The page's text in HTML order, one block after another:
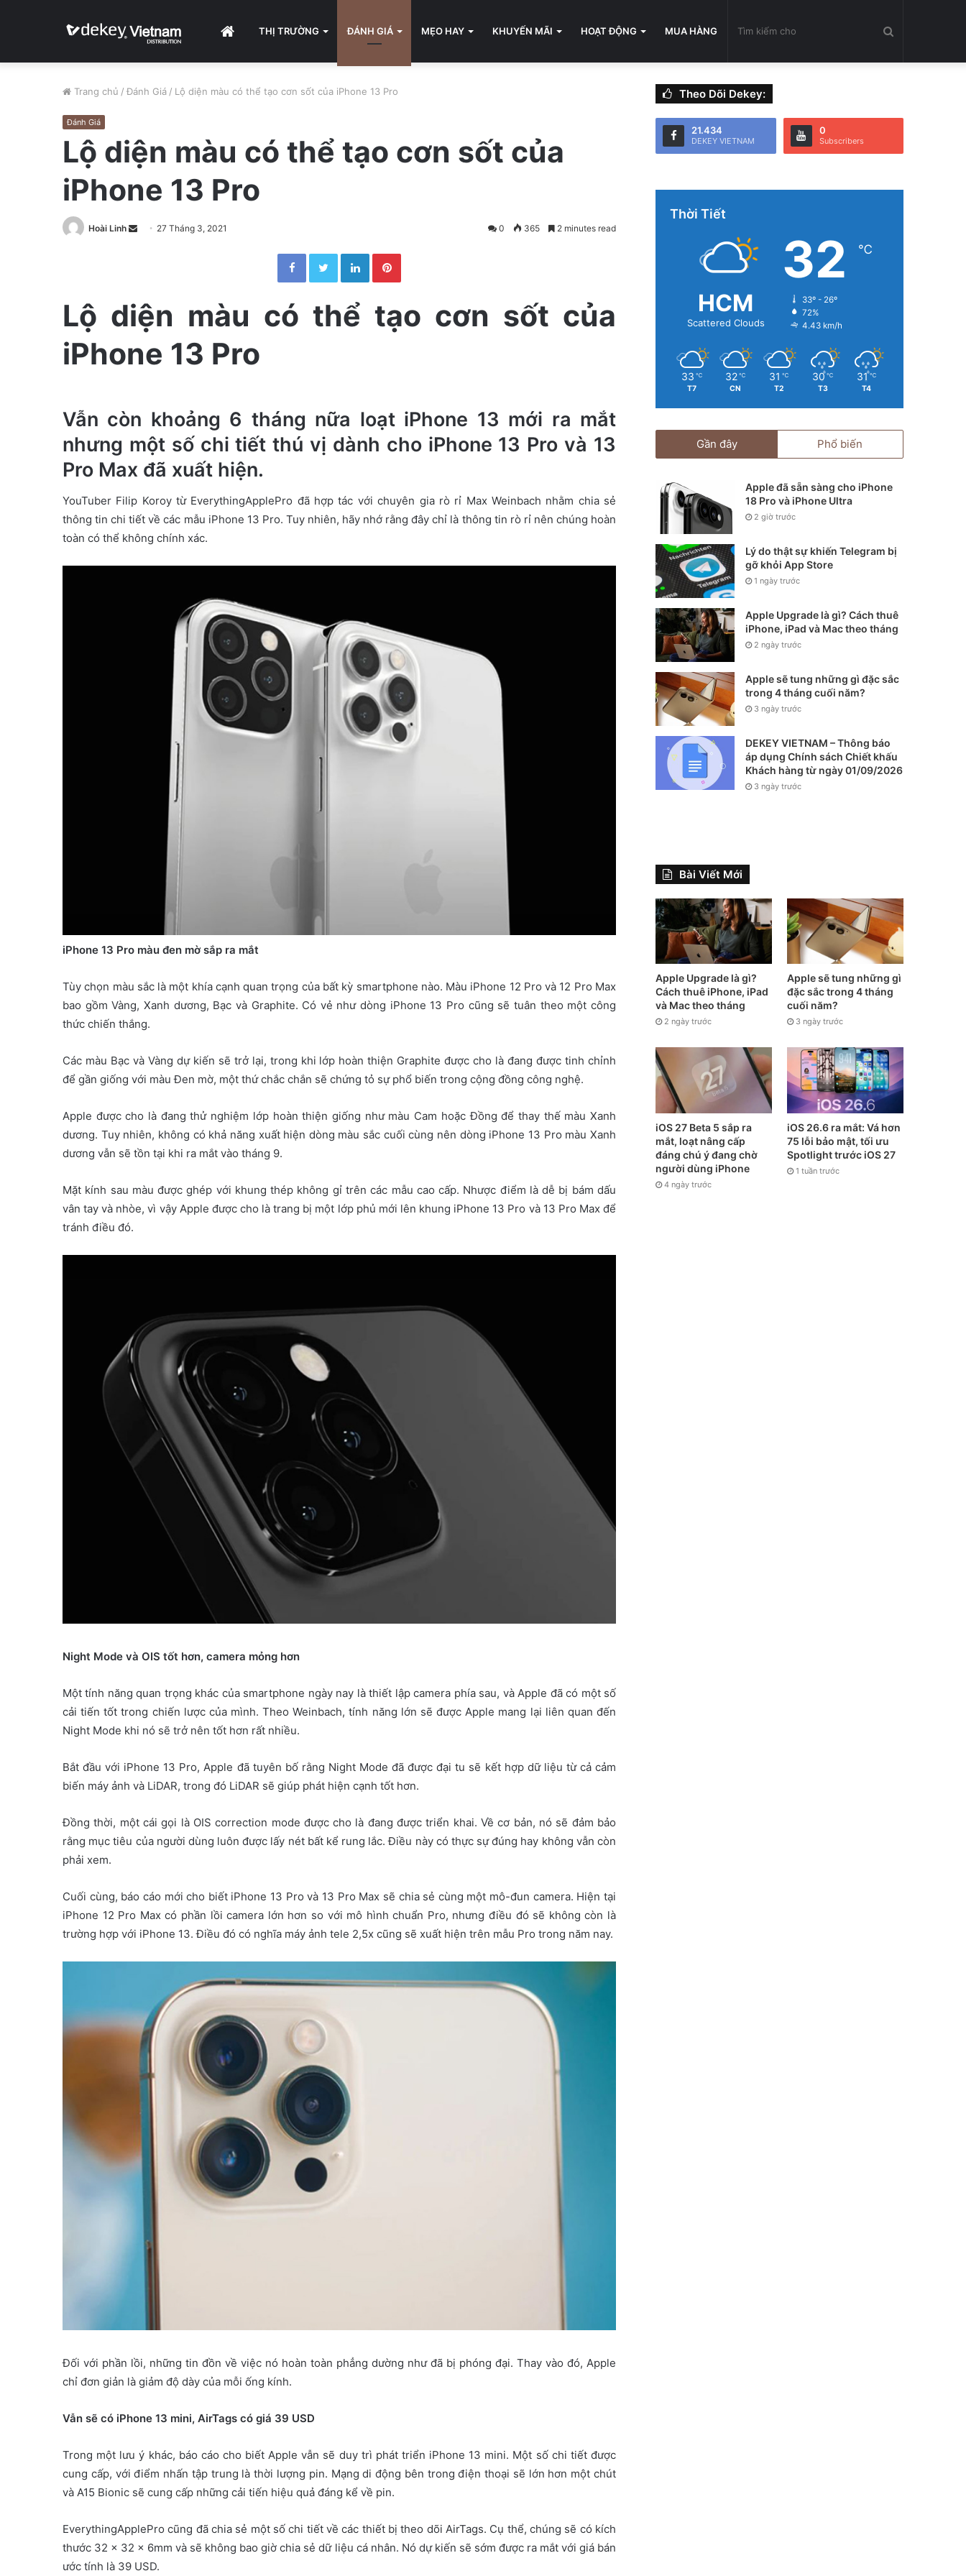
HOMETHỊ TRƯỜNG ĐÁNH GIÁ MẸO HAY KHUYẾN MÃI HOẠT ĐỘNG MUA HÀNG
cho
Trang chủ / Đánh Giá / Lộ diện màu có thể tạo cơn sốt của iPhone 13 Pro
Đánh Giá
Lộ diện màu có thể tạo cơn sốt của
iPhone 13 Pro
Hoài Linh
n
m
a
27 Tháng 3, 2021 0 365 2 minutes read
Facebook Twitter LinkedIn
Lộ diện màu có thể tạo cơn sốt của
iPhone 13 Pro
Vẫn còn khoảng 6 tháng nữa loạt iPhone 13 mới ra mắt
nhưng một số chi tiết thú vị dành cho iPhone 13 Pro và 13
Pro Max đã xuất hiện.
YouTuber Filip Koroy từ EverythingApplePro đã hợp tác với chuyên gia rò rỉ Max Weinbach nhằm chia sẻ
thông tin chi tiết về các mẫu iPhone 13 Pro. Tuy nhiên, hãy nhớ rằng đây chỉ là thông tin rò rỉ nên chúng hoàn
toàn có thể không chính xác.
iPhone 13 Pro màu đen mờ sắp ra mắt
Tùy chọn màu sắc là một khía cạnh quan trọng của bất kỳ smartphone nào. Màu iPhone 12 Pro và 12 Pro Max
bao gồm Vàng, Xanh dương, Bạc và Graphite. Có vẻ như dòng iPhone 13 Pro cũng sẽ tuân theo một công
thức chiến thắng.
Các màu Bạc và Vàng dự kiến ​​sẽ trở lại, trong khi lớp hoàn thiện Graphite được cho là đang được tinh chỉnh
để gần giống với màu Đen mờ, một thứ chắc chắn sẽ chứng tỏ sự phổ biến trong cộng đồng công nghệ.
Apple được cho là đang thử nghiệm lớp hoàn thiện giống như màu Cam hoặc Đồng để thay thế màu Xanh
dương. Tuy nhiên, không có khả năng xuất hiện dòng màu sắc cuối cùng nên dòng iPhone 13 Pro màu Xanh
dương vẫn sẽ tồn tại khi ra mắt vào tháng 9.
Mặt kính sau màu được ghép với khung thép không gỉ trên các mẫu cao cấp. Nhược điểm là dễ bị bám dấu
vân tay và nhòe, vì vậy Apple được cho là trang bị một lớp phủ mới lên khung iPhone 13 Pro và 13 Pro Max để
tránh điều đó.
Night Mode và OIS tốt hơn, camera mỏng hơn
Một tính năng quan trọng khác của smartphone ngày nay là thiết lập camera phía sau, và Apple đã có một số
cải tiến tốt trong chiến lược của mình. Theo Weinbach, tính năng lớn sẽ được Apple mang lại liên quan đến
Night Mode khi nó sẽ trở nên tốt hơn rất nhiều.
Bắt đầu với iPhone 13 Pro, Apple đã tuyên bố rằng Night Mode đã được đại tu sẽ kết hợp dữ liệu từ cả cảm
biến máy ảnh và LiDAR, trong đó LiDAR sẽ giúp phát hiện cạnh tốt hơn.
Đồng thời, một cái gọi là OIS correction mode được cho là đang được triển khai. Về cơ bản, nó sẽ đảm bảo
rằng mục tiêu của người dùng luôn được lấy nét bất kể rung lắc. Điều này có thực sự đúng hay không vẫn còn
phải xem.
Cuối cùng, báo cáo mới cho biết iPhone 13 Pro và 13 Pro Max sẽ chia sẻ cùng một mô-đun camera. Hiện tại
iPhone 12 Pro Max có phần lồi camera lớn hơn so với mô hình chuẩn Pro, nhưng điều đó sẽ không còn là
trường hợp với iPhone 13. Điều đó có nghĩa máy ảnh tele 2,5x cũng sẽ xuất hiện trên mẫu Pro trong năm nay.
Đối với phần lồi, những tin đồn về việc nó hoàn toàn phẳng dường như đã bị phóng đại. Thay vào đó, Apple
chỉ đơn giản là giảm độ dày của mỗi ống kính.
Vẫn sẽ có iPhone 13 mini, AirTags có giá 39 USD
Trong một lưu ý khác, báo cáo cho biết Apple vẫn sẽ duy trì phát triển iPhone 13 mini. Một số chi tiết được
cung cấp, với điểm nhấn tập trung là thời lượng pin. Mạng di động bên trong điện thoại sẽ lớn hơn một chút
và A15 Bionic sẽ cung cấp những cải tiến hiệu quả đáng kể về pin.
EverythingApplePro cũng đã chia sẻ một số chi tiết về các thiết bị theo dõi AirTags. Cụ thể, chúng sẽ có kích
thước 32 x 32 x 6mm và sẽ không bao giờ chia sẻ dữ liệu cá nhân. Nó dự kiến sẽ sớm được ra mắt với giá bán
ước tính là 39 USD.
Theo Dõi Dekey:
21.434
DEKEY VIETNAM
0
Subscribers
Thời Tiết
HCM
Scattered Clouds
32 ℃
33º - 26º
72%
4.43 km/h
33 ℃
T7
32 ℃
CN
31 ℃
T2
30 ℃
T3
31 ℃
T4
Gần đây Phổ biến
Apple đã sẵn sàng cho iPhone
18 Pro và iPhone Ultra
2 giờ trước
Lý do thật sự khiến Telegram bị
gỡ khỏi App Store
1 ngày trước
Apple Upgrade là gì? Cách thuê
iPhone, iPad và Mac theo tháng
2 ngày trước
Apple sẽ tung những gì đặc sắc
trong 4 tháng cuối năm?
3 ngày trước
DEKEY VIETNAM – Thông báo
áp dụng Chính sách Chiết khấu
Khách hàng từ ngày 01/09/2026
3 ngày trước
Bài Viết Mới
Apple Upgrade là gì?
Cách thuê iPhone, iPad
và Mac theo tháng
2 ngày trước
Apple sẽ tung những gì
đặc sắc trong 4 tháng
cuối năm?
3 ngày trước
iOS 27 Beta 5 sắp ra
mắt, loạt nâng cấp
đáng chú ý đang chờ
người dùng iPhone
4 ngày trước
iOS 26.6 ra mắt: Vá hơn
75 lỗi bảo mật, tối ưu
Spotlight trước iOS 27
1 tuần trước